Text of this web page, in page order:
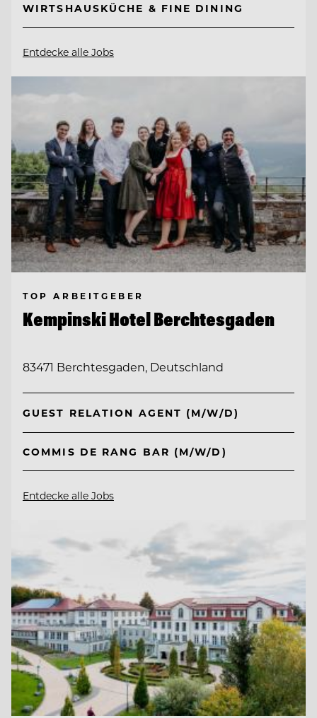
WIRTSHAUSKÜCHE & FINE DINING
Entdecke alle Jobs
TOP ARBEITGEBER
Kempinski Hotel Berchtesgaden
83471 Berchtesgaden, Deutschland
GUEST RELATION AGENT (M/W/D)
COMMIS DE RANG BAR (M/W/D)
Entdecke alle Jobs